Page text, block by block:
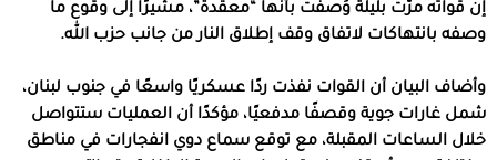
إن قواته مرّت بليلة وُصفت بأنها “معقدة”، مشيرًا إلى وقوع ما
وصفه بانتهاكات لاتفاق وقف إطلاق النار من جانب حزب الله.
وأضاف البيان أن القوات نفذت ردًا عسكريًا واسعًا في جنوب لبنان،
شمل غارات جوية وقصفًا مدفعيًا، مؤكدًا أن العمليات ستتواصل
خلال الساعات المقبلة، مع توقع سماع دوي انفجارات في مناطق